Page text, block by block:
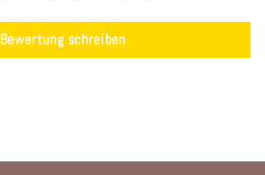
Bewertung schreiben